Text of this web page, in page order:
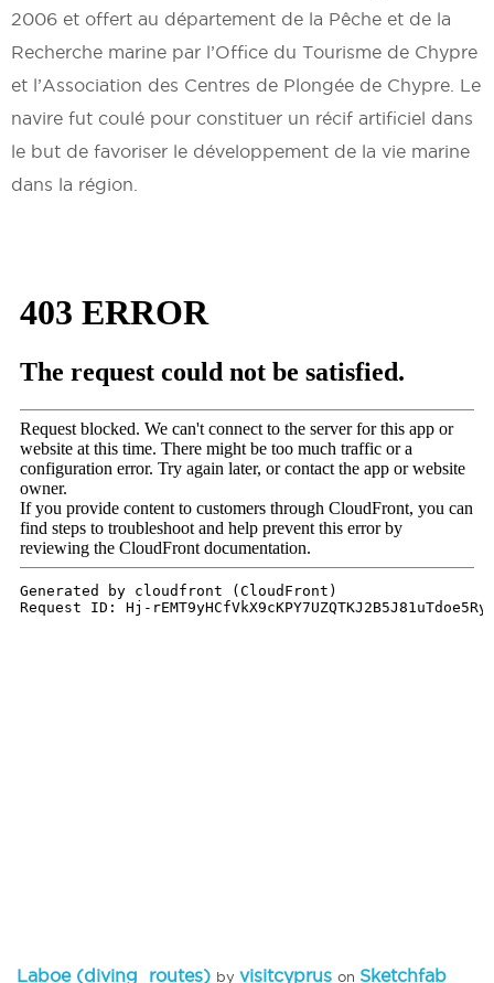
2006 et offert au département de la Pêche et de la
Recherche marine par l’Office du Tourisme de Chypre
et l’Association des Centres de Plongée de Chypre. Le
navire fut coulé pour constituer un récif artificiel dans
le but de favoriser le développement de la vie marine
dans la région.
Laboe (diving_routes) by visitcyprus on Sketchfab